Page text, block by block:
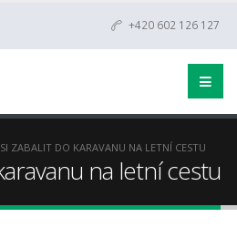
+420 602 126 127
ZABALIT DO KARAVANU NA LETNÍ CESTU
na letní cestu